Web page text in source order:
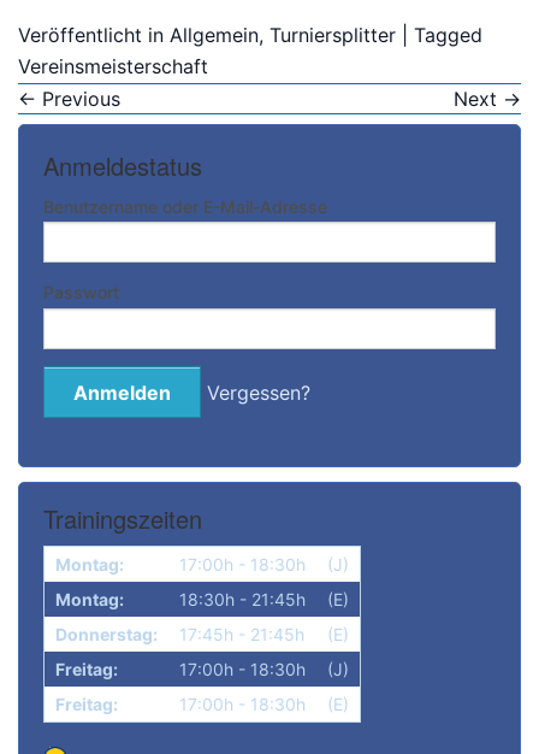
Sponsoren
Bitte anmelden
Veröffentlicht in Allgemein, Turniersplitter
| Tagged
Vereinsmeisterschaft
← Previous Next →
Anmeldestatus
Benutzername oder E-Mail-Adresse
Passwort
Vergessen?
Trainingszeiten
Montag: 17:00h - 18:30h
(J)
Montag:
18:30h - 21:45h
(E)
Donnerstag:
17:45h - 21:45h
(E)
Freitag:
17:00h - 18:30h
(J)
Freitag:
17:00h - 18:30h (E)